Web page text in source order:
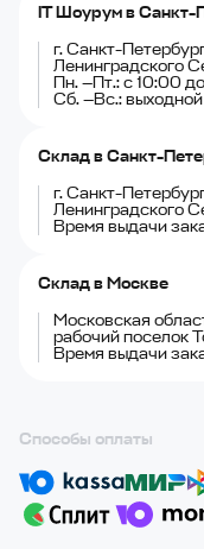
IT Шоурум в Санкт-
г. Санкт-
Ленинградского
Пн. —Пт.: с 10:00
Сб. —Вс.: выходной
Склад в Санкт-
г. Санкт-
Ленинградского
Время выдачи
Склад в Москве
Московская
рабочий поселок
Время выдачи
Способы оплаты